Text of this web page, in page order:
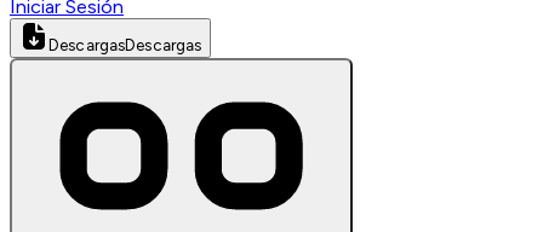
Iniciar Sesión
DescargasDescargas